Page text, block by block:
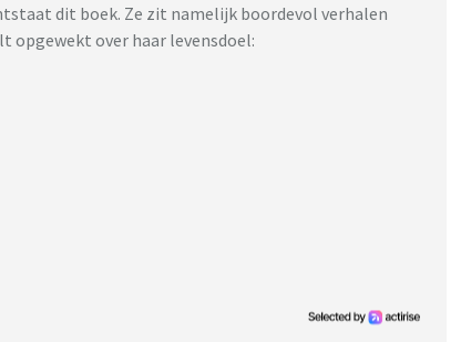
dit boek. Ze zit namelijk boordevol verhalen
opgewekt over haar levensdoel: